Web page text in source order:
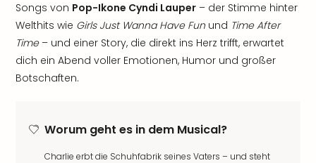
Songs von Pop-Ikone Cyndi Lauper – der Stimme hinter
Welthits wie Girls Just Wanna Have Fun und Time After
Time– und einer Story, die direkt ins Herz trifft, erwartet
dich ein Abend voller Emotionen, Humor und großer
Botschaften.
Worum geht es in dem Musical?
Charlie erbt die Schuhfabrik seines Vaters – und steht